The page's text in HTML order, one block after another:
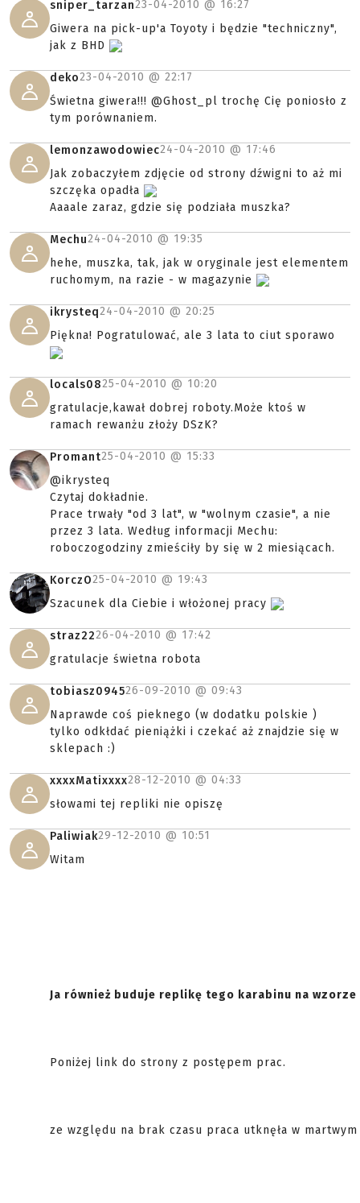
sniper_tarzan23-04-2010 @ 16:27
Giwera na pick-up'a Toyoty i będzie "techniczny",
jak z BHD
deko23-04-2010 @ 22:17
Świetna giwera!!! @Ghost_pl trochę Cię poniosło z
tym porównaniem.
lemonzawodowiec24-04-2010 @ 17:46
Jak zobaczyłem zdjęcie od strony dźwigni to aż mi
szczęka opadła
Aaaale zaraz, gdzie się podziała muszka?
Mechu24-04-2010 @ 19:35
hehe, muszka, tak, jak w oryginale jest elementem
ruchomym, na razie - w magazynie
ikrysteq24-04-2010 @ 20:25
Piękna! Pogratulować, ale 3 lata to ciut sporawo
locals0825-04-2010 @ 10:20
gratulacje,kawał dobrej roboty.Może ktoś w
ramach rewanżu złoży DSzK?
Promant25-04-2010 @ 15:33
@ikrysteq
Czytaj dokładnie.
Prace trwały "od 3 lat", w "wolnym czasie", a nie
przez 3 lata. Według informacji Mechu:
roboczogodziny zmieściły by się w 2 miesiącach.
KorczO25-04-2010 @ 19:43
Szacunek dla Ciebie i włożonej pracy
straz2226-04-2010 @ 17:42
gratulacje świetna robota
tobiasz094526-09-2010 @ 09:43
Naprawde coś pieknego (w dodatku polskie )
tylko odkłdać pieniążki i czekać aż znajdzie się w
sklepach :)
xxxxMatixxxx28-12-2010 @ 04:33
słowami tej repliki nie opiszę
Paliwiak29-12-2010 @ 10:51
Witam
Ja również buduje replikę tego karabinu na wzorze
Poniżej link do strony z postępem prac.
ze względu na brak czasu praca utknęła w